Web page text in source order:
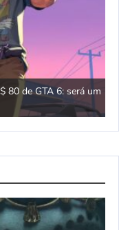
80 de GTA 6: será um